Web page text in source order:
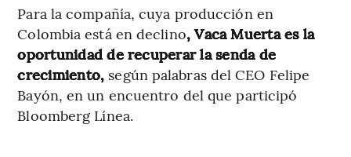
Para la compañía, cuya producción en
Colombia está en declino, Vaca Muerta es la
oportunidad de recuperar la senda de
crecimiento, según palabras del CEO Felipe
Bayón, en un encuentro del que participó
Bloomberg Línea.